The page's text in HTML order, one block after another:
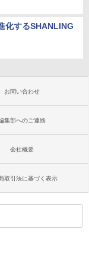
化するSHANLING
お問い合わせ
集部へのご連絡
会社概要
取引法に基づく表示